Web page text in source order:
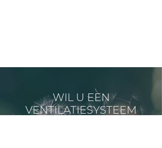
WIL U EEN
VENTILATIESYSTEEM